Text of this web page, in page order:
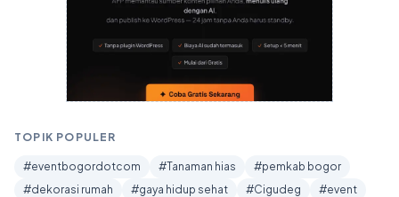
TOPIK POPULER
#eventbogordotcom #Tanaman hias
#pemkab bogor
#dekorasi rumah
#gaya hidup sehat #Cigudeg
#event